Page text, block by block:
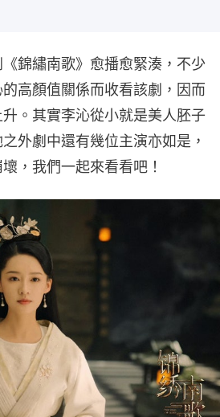
錦繡南歌》愈播愈緊湊，不少
高顏值關係而收看該劇，因而
。其實李沁從小就是美人胚子
外劇中還有幾位主演亦如是，
，我們一起來看看吧！